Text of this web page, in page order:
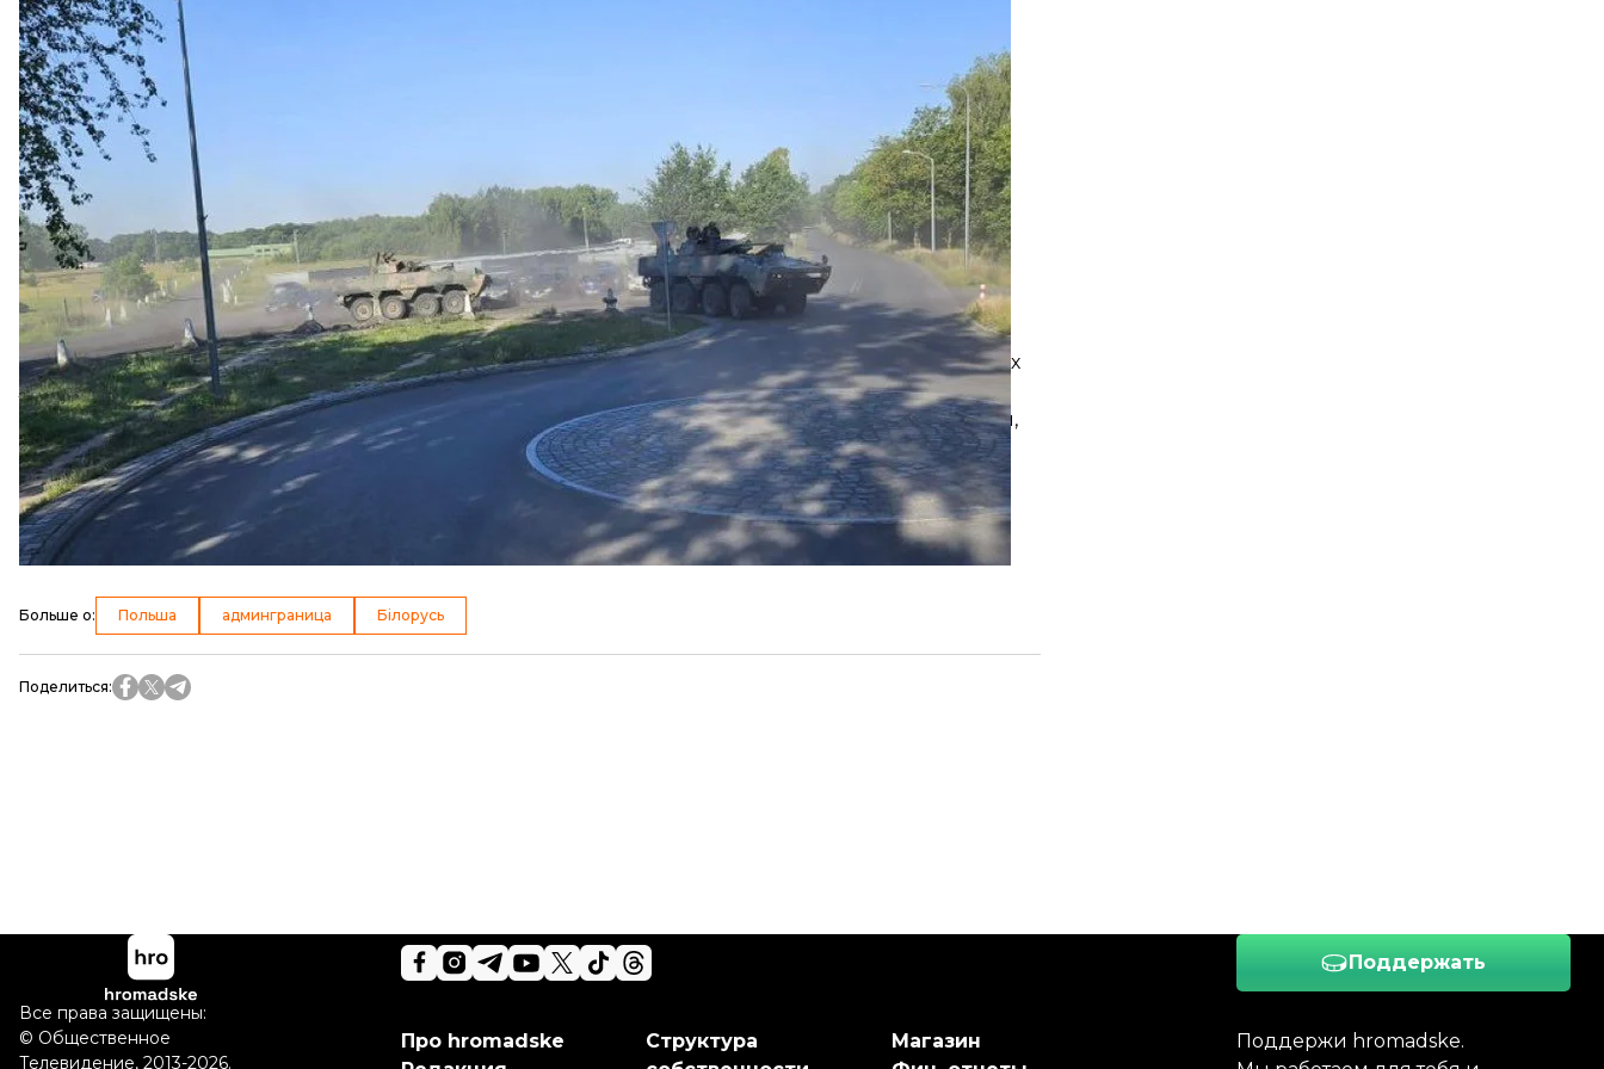
Посленеудачной попытки
мятежа владельца ЧВК «Вагнер» евгения пригожина кремль решил
отправить в Беларусь. Об этом договорился самопровозглашенный белорусский президент
Александр Лукашенко. В кремле обещали, что
уголовное дело против пригожина прекратят, а
«вагнеровцев» власти не будут преследовать за попытку мятежа.
Президент Польши Анджей Дуда
назвал«негативным сигналом» отправку евгения пригожина в
Беларусь и перспективу передислоцирования туда боевиков ЧВК «Вагнер». Латвия и Литва
призвали НАТО укрепить свои восточные границы.
А вот президент Украины Владимир Зеленский считает, что контингент «вагнеровцев», который
может передислоцироваться в Беларусь,не способен серьезно угрожать
Украине с севера.
В Государственной пограничной службе Украины (ГПСУ)
предполагают , что Беларусь может
разместить на своей территории около 8 тысяч наемников ЧВК «Вагнер». Развертывание полевых
лагерей наблюдается на значительном расстоянии от границы Украины, но именно пребывание
наемников в Беларуси будет представлять дополнительную потенциальную угрозу для Украины,
подчеркнули в ГПСУ.
Отметим, что в своем последнем заявлении самопровозглашенный президент Беларуси
Александр Лукашенко заявил, что на территории странывладельца ЧВК «Вагнера» евгения
пригожина нет
— мол, тот в россии.
Больше о: Польша админграница Білорусь
Поделиться:
Поддержать
Поддержи hromadske.
Про hromadske
Структура
Магазин
Все права защищены:
© Общественное
Телевидение, 2013-2026.